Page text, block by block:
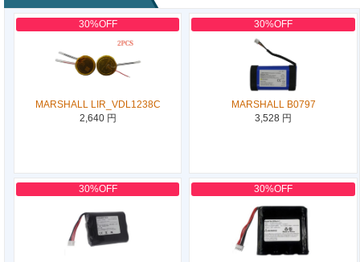
30%OFF
MARSHALL LIR_VDL1238C
2,640 円
30%OFF
MARSHALL B0797
3,528 円
30%OFF 30%OFF